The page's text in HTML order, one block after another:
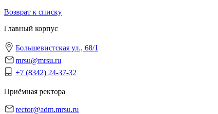
Возврат к списку
Главный корпус
Большевистская ул., 68/1
mrsu@mrsu.ru
+7 (8342) 24-37-32
Приёмная ректора
rector@adm.mrsu.ru